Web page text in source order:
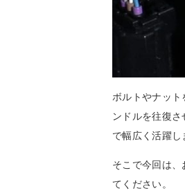
ボルトやナッ
ンドルを往復
で幅広く活躍し
そこで今回は
てください。